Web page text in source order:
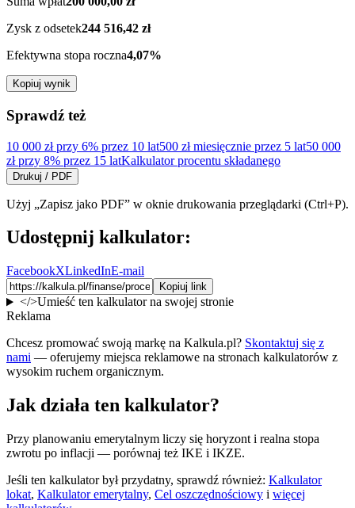
Zysk z odsetek244 516,42 zł
Efektywna stopa roczna4,07%
Kopiuj wynik
Sprawdź też
10 000 zł przy 6% przez 10 lat500 zł miesięcznie przez 5 lat50 000
zł przy 8% przez 15 latKalkulator procentu składanego
Drukuj / PDF
Użyj „Zapisz jako PDF” w oknie drukowania przeglądarki (Ctrl+P).
Udostępnij kalkulator:
FacebookXLinkedInE-mail
Kopiuj link
</>Umieść ten kalkulator na swojej stronie
Reklama
Chcesz promować swoją markę na Kalkula.pl? Skontaktuj się z
nami — oferujemy miejsca reklamowe na stronach kalkulatorów z
wysokim ruchem organicznym.
Jak działa ten kalkulator?
Przy planowaniu emerytalnym liczy się horyzont i realna stopa
zwrotu po inflacji — porównaj też IKE i IKZE.
Jeśli ten kalkulator był przydatny, sprawdź również: Kalkulator
lokat, Kalkulator emerytalny, Cel oszczędnościowy i więcej